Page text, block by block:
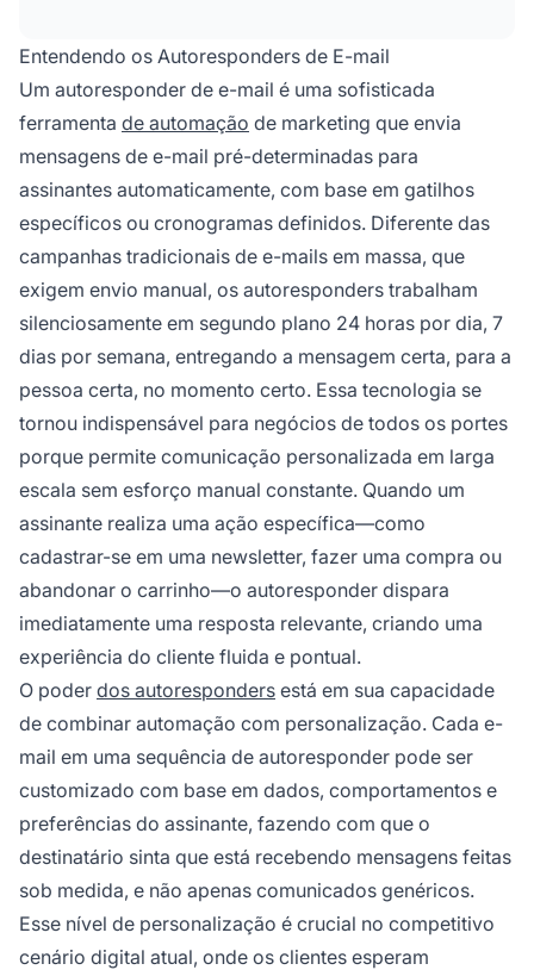
duradouros com clientes sem intervenção
manual.
Entendendo os Autoresponders de E-mail
Um autoresponder de e-mail é uma sofisticada
ferramenta de automação de marketing que envia
mensagens de e-mail pré-determinadas para
assinantes automaticamente, com base em gatilhos
específicos ou cronogramas definidos. Diferente das
campanhas tradicionais de e-mails em massa, que
exigem envio manual, os autoresponders trabalham
silenciosamente em segundo plano 24 horas por dia, 7
dias por semana, entregando a mensagem certa, para a
pessoa certa, no momento certo. Essa tecnologia se
tornou indispensável para negócios de todos os portes
porque permite comunicação personalizada em larga
escala sem esforço manual constante. Quando um
assinante realiza uma ação específica—como
cadastrar-se em uma newsletter, fazer uma compra ou
abandonar o carrinho—o autoresponder dispara
imediatamente uma resposta relevante, criando uma
experiência do cliente fluida e pontual.
O poder dos autoresponders está em sua capacidade
de combinar automação com personalização. Cada e-
mail em uma sequência de autoresponder pode ser
customizado com base em dados, comportamentos e
preferências do assinante, fazendo com que o
destinatário sinta que está recebendo mensagens feitas
sob medida, e não apenas comunicados genéricos.
Esse nível de personalização é crucial no competitivo
cenário digital atual, onde os clientes esperam